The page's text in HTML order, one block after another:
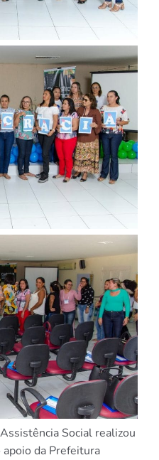
Social realizou
da Prefeitura